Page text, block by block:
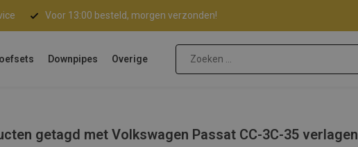
Voor 13:00 besteld, morgen verzonden!
Downpipes Overige
getagd met Volkswagen Passat CC-3C-35 verlagen